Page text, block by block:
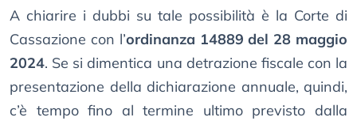
A chiarire i dubbi su tale possibilità è la Corte di
Cassazione con l’ordinanza 14889 del 28 maggio
2024. Se si dimentica una detrazione fiscale con la
presentazione della dichiarazione annuale, quindi,
c’è tempo fino al termine ultimo previsto dalla